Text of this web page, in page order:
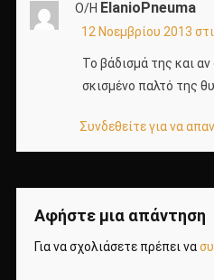
Ο/Η ElanioPneuma
12 Νοεμβρίου 2013
Το βάδισμά της και
σκισμένο παλτό της
Συνδεθείτε για να
Αφήστε μια απάντηση
Για να σχολιάσετε πρέπει να